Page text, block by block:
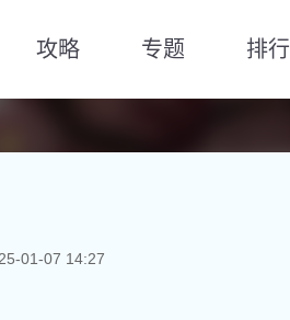
攻略 专题 排行
01-07 14:27